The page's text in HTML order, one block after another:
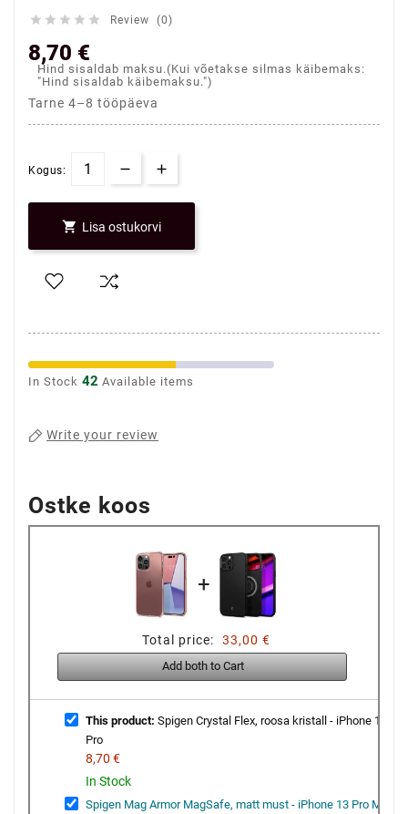
     Review (0)
8,70 €
Hind sisaldab maksu.(Kui võetakse silmas käibemaks:
"Hind sisaldab käibemaksu.")
Tarne 4–8 tööpäeva
Kogus:
 Lisa ostukorvi
In Stock 42 Available items
Write your review
Ostke koos
+
Total price: 33,00 €
Add both to Cart
This product: Spigen Crystal Flex, roosa kristall - iPhone 14
Pro
8,70 €
In Stock
Spigen Mag Armor MagSafe, matt must - iPhone 13 Pro Max